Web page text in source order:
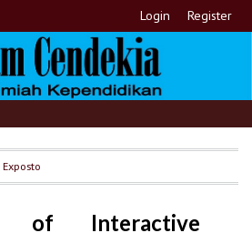
Login Register
Exposto
of Interactive